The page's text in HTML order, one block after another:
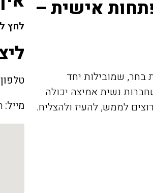
אישית –
בחר, שמובילות יחד
נשית אמיצה יכולה
לממש, להעיז ולהצליח.
לחץ
מייל: